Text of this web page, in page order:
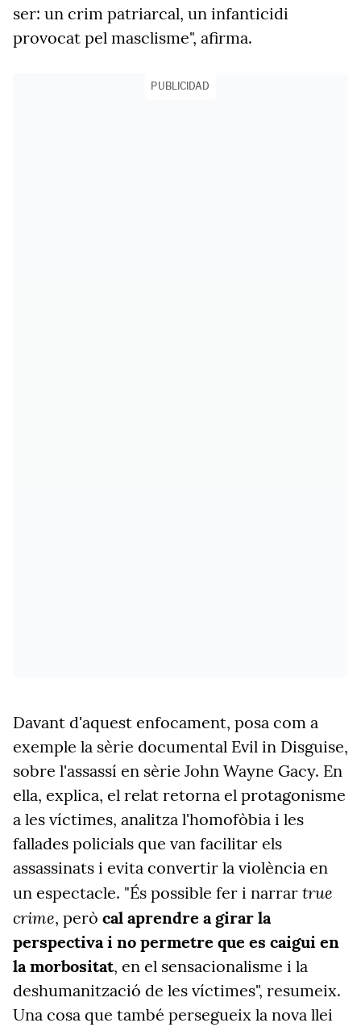
ser: un crim patriarcal, un infanticidi
provocat pel masclisme", afirma.
PUBLICIDAD
Davant d'aquest enfocament, posa com a
exemple la sèrie documental Evil in Disguise,
sobre l'assassí en sèrie John Wayne Gacy. En
ella, explica, el relat retorna el protagonisme
a les víctimes, analitza l'homofòbia i les
fallades policials que van facilitar els
assassinats i evita convertir la violència en
un espectacle. "És possible fer i narrar true
crime, però cal aprendre a girar la
perspectiva i no permetre que es caigui en
la morbositat, en el sensacionalisme i la
deshumanització de les víctimes", resumeix.
Una cosa que també persegueix la nova llei